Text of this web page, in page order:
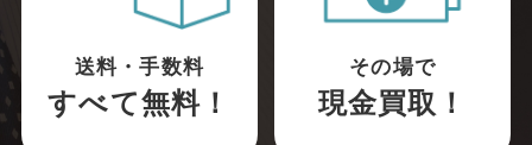
送料・手数料
すべて無料！
その場で
現金買取！